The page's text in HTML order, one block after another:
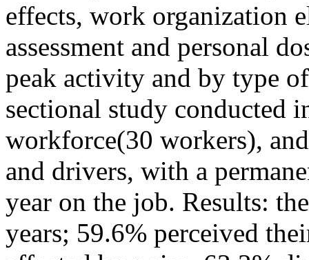
effects, work organization
assessment and personal
peak activity and by type
sectional study conducted
workforce(30 workers),
and drivers, with a
year on the job. Results:
years; 59.6% perceived